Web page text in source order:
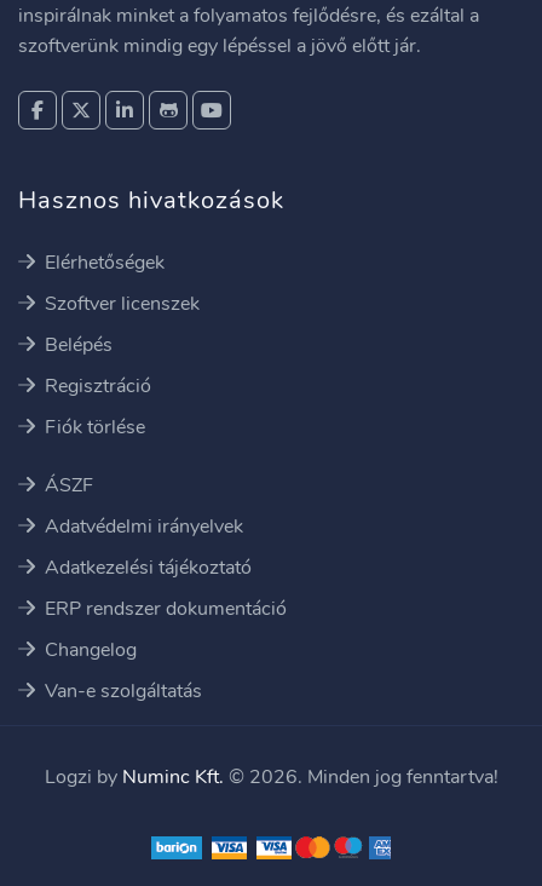
inspirálnak minket a folyamatos fejlődésre, és ezáltal a
szoftverünk mindig egy lépéssel a jövő előtt jár.
Hasznos hivatkozások
Elérhetőségek
Szoftver licenszek
Belépés
Regisztráció
Fiók törlése
ÁSZF
Adatvédelmi irányelvek
Adatkezelési tájékoztató
ERP rendszer dokumentáció
Changelog
Van-e szolgáltatás
Logzi by Numinc Kft. © 2026. Minden jog fenntartva!